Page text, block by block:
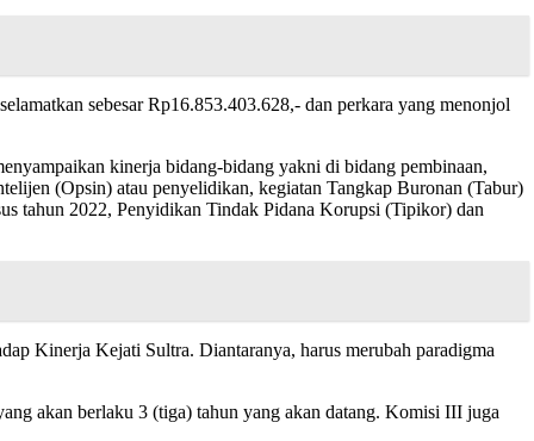
sebesar Rp16.853.403.628,- dan perkara yang menonjol
kinerja bidang-bidang yakni di bidang pembinaan,
(Opsin) atau penyelidikan, kegiatan Tangkap Buronan (Tabur)
tahun 2022, Penyidikan Tindak Pidana Korupsi (Tipikor) dan
Kinerja Kejati Sultra. Diantaranya, harus merubah paradigma
akan berlaku 3 (tiga) tahun yang akan datang. Komisi III juga